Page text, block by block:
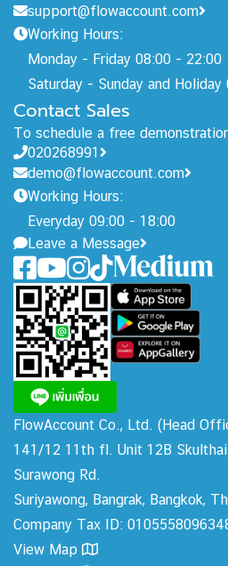
support@flowaccount.com
Working Hours:
Monday - Friday 08:00 - 22:00
Saturday - Sunday and
Contact Sales
To schedule a free
020268991
demo@flowaccount.com
Working Hours:
Everyday 09:00 - 18:00
Leave a Message
FlowAccount Co., Ltd. (Head
141/12 11th fl. Unit 12B
Surawong Rd.
Suriyawong, Bangrak, Bangkok,
Company Tax ID:
View Map